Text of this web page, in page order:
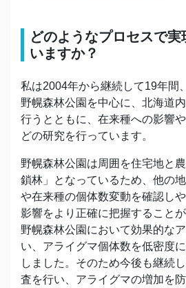
どのようなプロセスで
いますか？
私は2004年から継続して19年間
野幌森林公園を中心に、北海道
行うとともに、在来種への影響
どの研究を行っています。
野幌森林公園は周囲を住宅地と
鎖林」となっているため、他の
や在来種の個体数変動を確認し
影響をより正確に把握すること
野幌森林公園において効果的な
い、アライグマ個体数を低密度
しました。そのため今後も継続
査を行い、アライグマの増加を防